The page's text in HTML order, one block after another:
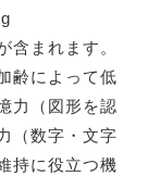
含まれます。
齢によって低
力（図形を認
（数字・文字
持に役立つ機